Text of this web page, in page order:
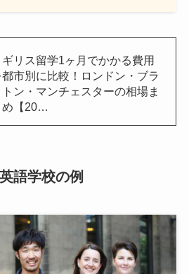
ギリス留学1ヶ月でかかる費用
都市別に比較！ロンドン・ブラ
トン・マンチェスターの相場ま
め【20…
語学校の例